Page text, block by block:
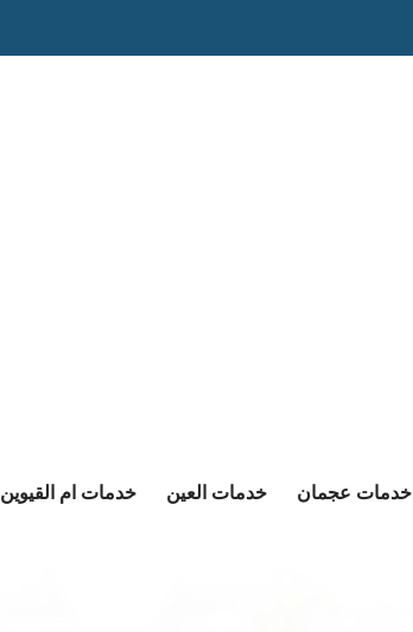
خدمات عجمان خدمات العين خدمات ام القيوين